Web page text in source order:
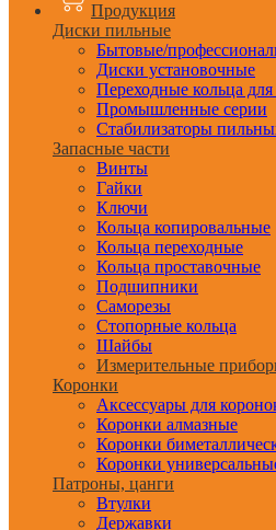
Продукция
Диски пильные
Бытовые/
Диски установочные
Переходные кольца
Промышленные серии
Стабилизаторы
Запасные части
Винты
Гайки
Ключи
Кольца копировальные
Кольца переходные
Кольца проставочные
Подшипники
Саморезы
Стопорные кольца
Шайбы
Измерительные
Коронки
Аксессуары для
Коронки алмазные
Коронки
Коронки
Патроны, цанги
Втулки
Державки